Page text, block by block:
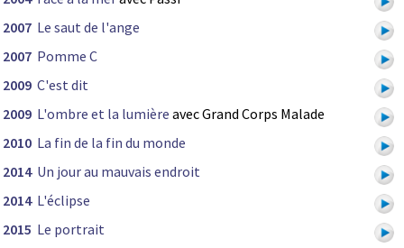
2007 Le saut de l'ange
2007 Pomme C
2009 C'est dit
2009 L'ombre et la lumière avec Grand Corps Malade
2010 La fin de la fin du monde
2014 Un jour au mauvais endroit
2014 L'éclipse
2015 Le portrait